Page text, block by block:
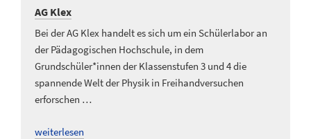
AG Klex
Bei der AG Klex handelt es sich um ein Schülerlabor an
der Pädagogischen Hochschule, in dem
Grundschüler*innen der Klassenstufen 3 und 4 die
spannende Welt der Physik in Freihandversuchen
erforschen …
weiterlesen